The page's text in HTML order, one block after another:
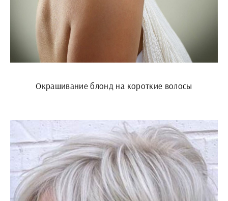
Окрашивание блонд на короткие волосы